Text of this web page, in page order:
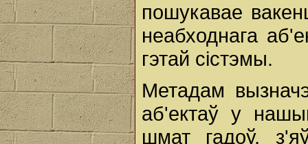
пошукавае
неабходнага
гэтай сістэмы.
Метадам
аб'ектаў у
шмат гадоў,